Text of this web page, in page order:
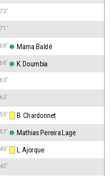
73'
71'
68' Mama Baldé
68' K. Doumbia
63'
63'
59' B. Chardonnet
57' Mathias Pereira Lage
49' L. Ajorque
42'